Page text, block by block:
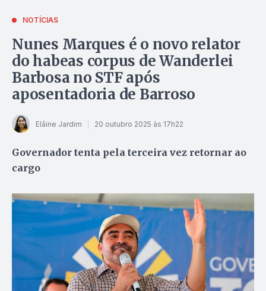
NOTÍCIAS
Nunes Marques é o novo relator
do habeas corpus de Wanderlei
Barbosa no STF após
aposentadoria de Barroso
Elâine Jardim 20 outubro 2025 às 17h22
Governador tenta pela terceira vez retornar ao
cargo